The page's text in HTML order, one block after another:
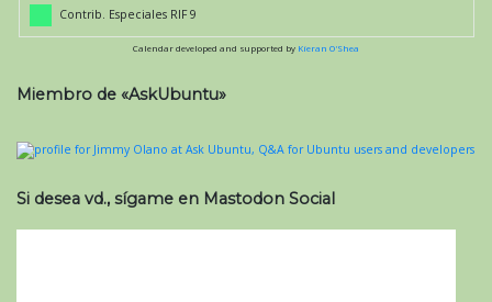
Contrib. Especiales RIF 9
Calendar developed and supported by Kieran O'Shea
Miembro de «AskUbuntu»
Si desea vd., sígame en Mastodon Social